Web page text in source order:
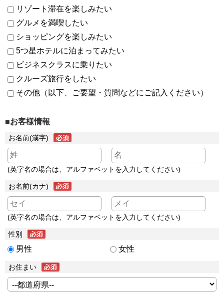
リゾート滞在を楽しみたい
グルメを満喫したい
ショッピングを楽しみたい
5つ星ホテルに泊まってみたい
ビジネスクラスに乗りたい
クルーズ旅行をしたい
その他（以下、ご要望・質問などにご記入ください）
■お客様情報
お名前(漢字)
(英字名の場合は、アルファベットを入力してください)
お名前(カナ)
(英字名の場合は、アルファベットを入力してください)
性別
男性 女性
お住まい